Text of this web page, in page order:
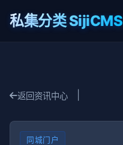
私集分类 SijiCMS
返回资讯中心
同城门户